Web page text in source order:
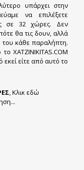
υπάρχει στην
να επιλέξετε
σε 32 χώρες. Δεν
θα τις δουν, αλλά
του κάθε παραλήπτη.
XATZINIKITAS.COM
είτε από αυτό το
, Κλικ εδώ